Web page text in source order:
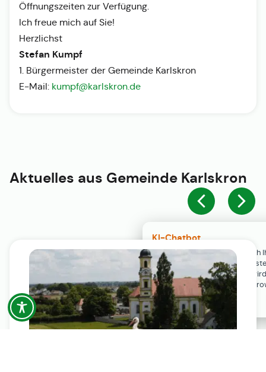
KI-Chatbot
Der KI-Chatbot steht erst nach
Einwilligung in den Cookie-
Verfügung. Der Chat-Verlauf
ausschließlich lokal in Ihrem
gespeichert.
Öffnungszeiten zur Verfügung.
Ich freue mich auf Sie!
Herzlichst
Stefan Kumpf
1. Bürgermeister der Gemeinde Karlskron
E-Mail: kumpf@karlskron.de
Aktuelles aus Gemeinde Karlskron